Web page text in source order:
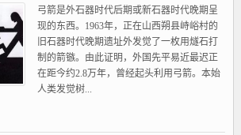
弓箭是外石器时代后期或新石器时代晚期呈
现的东西。1963年，正在山西朔县峙峪村的
旧石器时代晚期遗址外发觉了一枚用燧石打
制的箭镞。由此证明，外国先平易近最迟正
在距今约2.8万年，曾经起头利用弓箭。本始
人类发觉树...